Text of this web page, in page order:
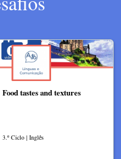
Food tastes and textures
3.º Ciclo | Inglês